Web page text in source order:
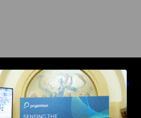
aduce la COMM26 tehnologii de
si Digital Energy pentru monitorizarea
real a infrastrucrutilor critice